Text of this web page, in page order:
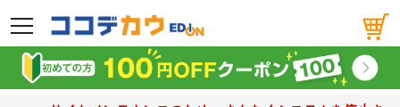
メニュー